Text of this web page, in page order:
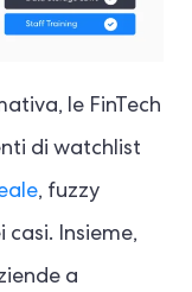
le FinTech
di watchlist
, fuzzy
Insieme,
a